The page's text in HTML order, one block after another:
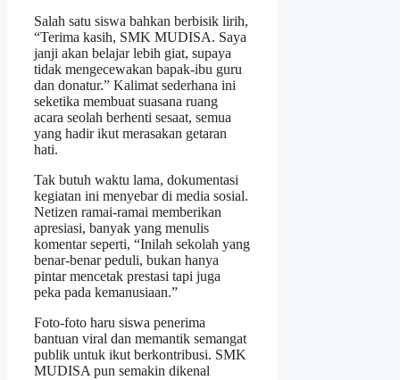
Salah satu siswa bahkan berbisik lirih,
“Terima kasih, SMK MUDISA. Saya
janji akan belajar lebih giat, supaya
tidak mengecewakan bapak-ibu guru
dan donatur.” Kalimat sederhana ini
seketika membuat suasana ruang
acara seolah berhenti sesaat, semua
yang hadir ikut merasakan getaran
hati.
Tak butuh waktu lama, dokumentasi
kegiatan ini menyebar di media sosial.
Netizen ramai-ramai memberikan
apresiasi, banyak yang menulis
komentar seperti, “Inilah sekolah yang
benar-benar peduli, bukan hanya
pintar mencetak prestasi tapi juga
peka pada kemanusiaan.”
Foto-foto haru siswa penerima
bantuan viral dan memantik semangat
publik untuk ikut berkontribusi. SMK
MUDISA pun semakin dikenal